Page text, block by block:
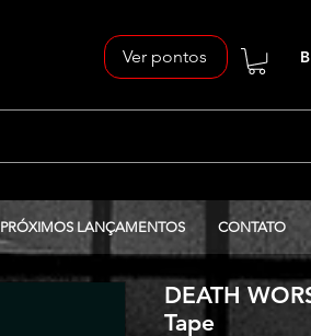
Ver pontos
PRÓXIMOS LANÇAMENTOS CONTATO
DEATH
Tape